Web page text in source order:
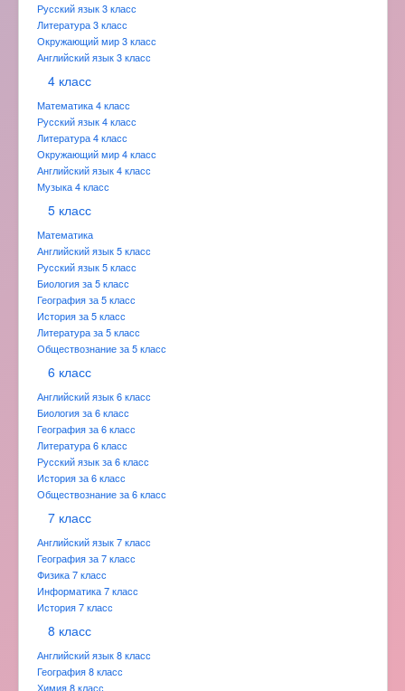
Русский язык 3 класс
Литература 3 класс
Окружающий мир 3 класс
Английский язык 3 класс
4 класс
Математика 4 класс
Русский язык 4 класс
Литература 4 класс
Окружающий мир 4 класс
Английский язык 4 класс
Музыка 4 класс
5 класс
Математика
Английский язык 5 класс
Русский язык 5 класс
Биология за 5 класс
География за 5 класс
История за 5 класс
Литература за 5 класс
Обществознание за 5 класс
6 класс
Английский язык 6 класс
Биология за 6 класс
География за 6 класс
Литература 6 класс
Русский язык за 6 класс
История за 6 класс
Обществознание за 6 класс
7 класс
Английский язык 7 класс
География за 7 класс
Физика 7 класс
Информатика 7 класс
История 7 класс
8 класс
Английский язык 8 класс
География 8 класс
Химия 8 класс